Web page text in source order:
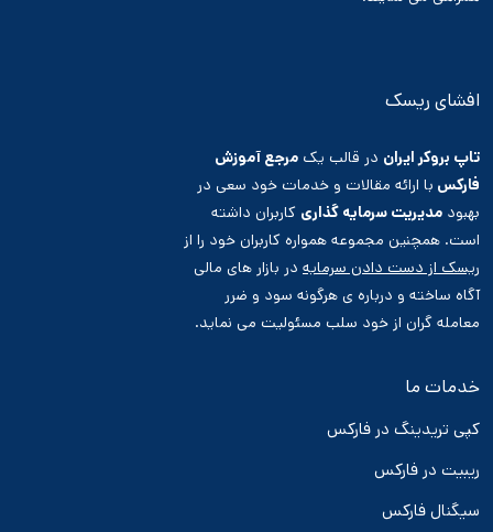
افشای ریسک
تاپ بروکر ایران در قالب یک مرجع آموزش
فارکس با ارائه مقالات و خدمات خود سعی در
بهبود مدیریت سرمایه گذاری کاربران داشته
است. همچنین مجموعه همواره کاربران خود را از
ریسک از دست دادن سرمایه در بازار های مالی
آگاه ساخته و درباره ی هرگونه سود و ضرر
معامله گران از خود سلب مسئولیت می نماید.
خدمات ما
کپی تریدینگ در فارکس
ریبیت در فارکس
سیگنال فارکس